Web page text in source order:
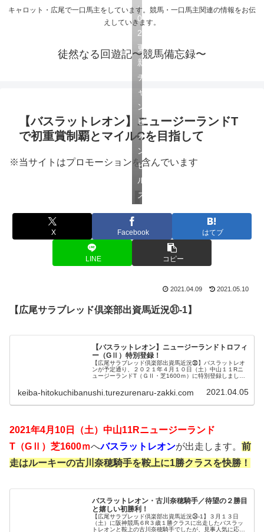
キャロット・広尾で一口馬主をしています。競馬・一口馬主関連の情報をお伝
えしていきます。
徒然なる回遊記〜競馬備忘録〜
【バスラットレオン】ニュージーランドT
で初重賞制覇とマイルCを目指して
※当サイトはプロモーションを含んでいます
広尾サラブレッド倶楽部
.
0
2
更
新
チ
ャ
ン
ピ
オ
ン
ヒ
ル
ズ
X Facebook はてブ
LINE コピー
2021.04.09 2021.05.10
【広尾サラブレッド倶楽部出資馬近況㉛-1】
【バスラットレオン】ニュージーランドトロフィ
ー（GⅡ）特別登録！
【広尾サラブレッド倶楽部出資馬近況㉚】バスラットレオ
ンが予定通り、２０２１年４月１０日（土）中山１１Rニ
ュージーランドT（ＧⅡ・芝1600ｍ）に特別登録しまし
も簡単にしていきたいと思います...
keiba-hitokuchibanushi.turezurenaru-zakki.com 2021.04.05
2021年4月10日（土）中山11Rニュージーランド
T（GⅡ）芝1600ｍへバスラットレオンが出走します。 前
走はルーキーの古川奈穂騎手を鞍上に1勝クラスを快勝！
バスラットレオン・古川奈穂騎手／待望の２勝目
と嬉しい初勝利！
【広尾サラブレッド倶楽部出資馬近況㉔-1】３月１３日
（土）に阪神競馬６R３歳１勝クラスに出走したバスラッ
トレオンと鞍上の古川奈穂騎手でしたが、見事人気に応